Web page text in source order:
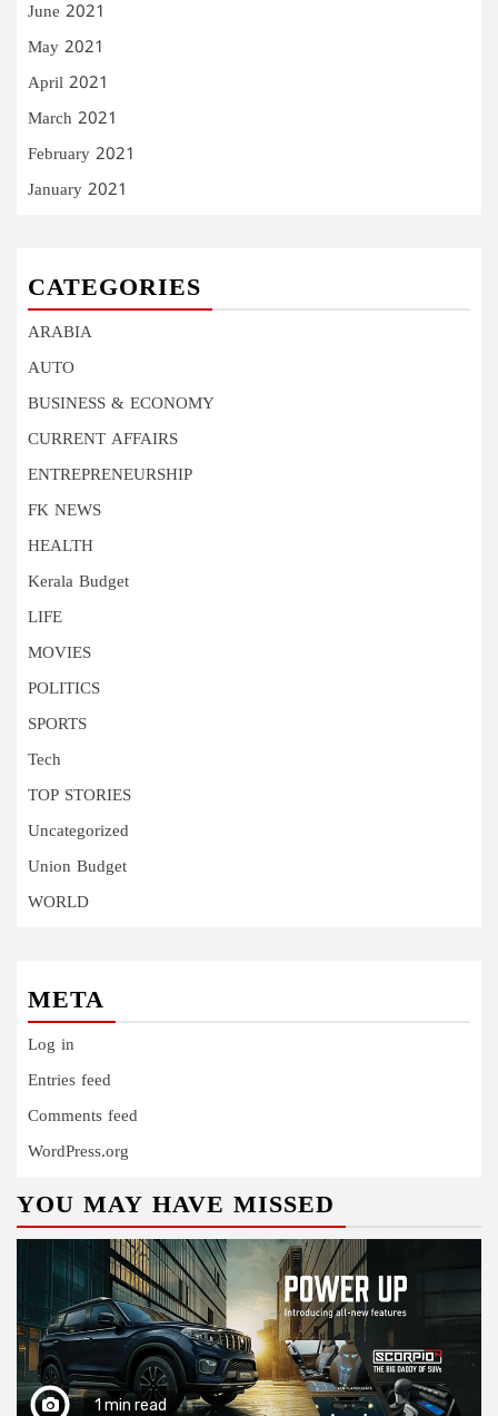
June 2021
May 2021
April 2021
March 2021
February 2021
January 2021
CATEGORIES
ARABIA
AUTO
BUSINESS & ECONOMY
CURRENT AFFAIRS
ENTREPRENEURSHIP
FK NEWS
HEALTH
Kerala Budget
LIFE
MOVIES
POLITICS
SPORTS
Tech
TOP STORIES
Uncategorized
Union Budget
WORLD
META
Log in
Entries feed
Comments feed
WordPress.org
YOU MAY HAVE MISSED
1 min read